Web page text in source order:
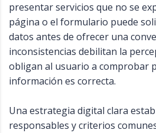
presentar servicios que no se
página o el formulario puede
datos antes de ofrecer una
inconsistencias debilitan la
obligan al usuario a comprobar
información es correcta.
Una estrategia digital clara
responsables y criterios